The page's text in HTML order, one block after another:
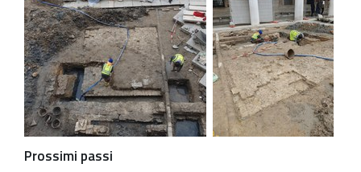
Prossimi passi